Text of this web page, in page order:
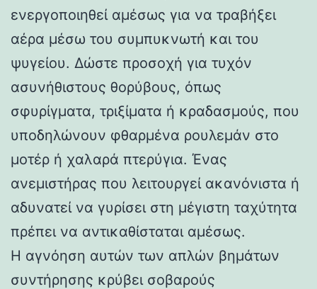
ενεργοποιηθεί αμέσως για να τραβήξει
αέρα μέσω του συμπυκνωτή και του
ψυγείου. Δώστε προσοχή για τυχόν
ασυνήθιστους θορύβους, όπως
σφυρίγματα, τριξίματα ή κραδασμούς, που
υποδηλώνουν φθαρμένα ρουλεμάν στο
μοτέρ ή χαλαρά πτερύγια. Ένας
ανεμιστήρας που λειτουργεί ακανόνιστα ή
αδυνατεί να γυρίσει στη μέγιστη ταχύτητα
πρέπει να αντικαθίσταται αμέσως.
Η αγνόηση αυτών των απλών βημάτων
συντήρησης κρύβει σοβαρούς